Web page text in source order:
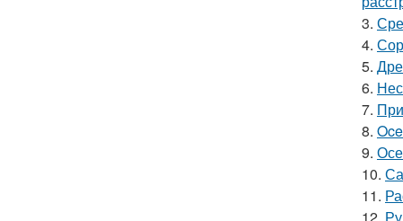
3.
4.
5.
6.
7.
8.
9.
10.
11.